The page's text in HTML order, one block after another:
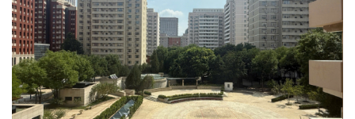
Cải chính